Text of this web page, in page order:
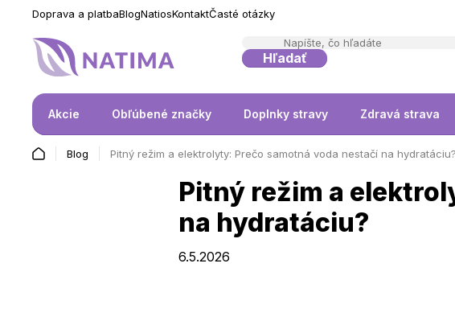
Doprava a platbaBlogNatiosKontaktČasté otázky
Hľadať
Akcie Obľúbené značky Doplnky stravy Zdravá strava
Blog Pitný režim a elektrolyty: Prečo samotná voda nestačí na hydratáciu?
Pitný režim a
na hydratáciu?
6.5.2026